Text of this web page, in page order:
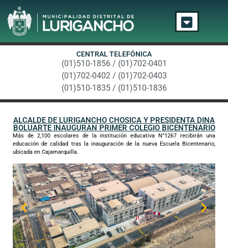
CENTRAL TELEFÓNICA
(01)510-1856 / (01)702-0401
(01)702-0402 / (01)702-0403
(01)510-1835 / (01)510-1836
ALCALDE DE LURIGANCHO CHOSICA Y PRESIDENTA DINA
BOLUARTE INAUGURAN PRIMER COLEGIO BICENTENARIO
Más de 2,100 escolares de la institución educativa N°1267 recibirán una
educación de calidad tras la inauguración de la nueva Escuela Bicentenario,
ubicada en Cajamarquilla.